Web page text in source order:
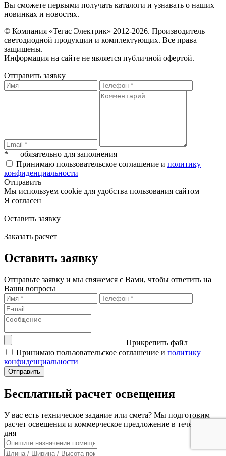
Вы сможете первыми получать каталоги и узнавать о наших
новинках и новостях.
© Компания «Тегас Электрик» 2012-2026. Производитель
светодиодной продукции и комплектующих. Все права
защищены.
Информация на сайте не является публичной офертой.
Отправить заявку
* — обязательно для заполнения
Принимаю пользовательское соглашение и политику
конфиденциальности
Отправить
Мы используем cookie для удобства пользования сайтом
Я согласен
Оставить заявку
Заказать расчет
Оставить заявку
Отправьте заявку и мы свяжемся с Вами, чтобы ответить на
Ваши вопросы
Прикрепить файл
Принимаю пользовательское соглашение и политику
конфиденциальности
Бесплатный расчет освещения
У вас есть техническое задание или смета? Мы подготовим
расчет освещения и коммерческое предложение в течение 1
дня